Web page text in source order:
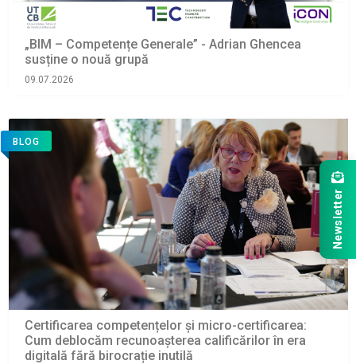
„BIM – Competențe Generale” - Adrian Ghencea
susține o nouă grupă
09.07.2026
BLOG
Certificarea competențelor și micro-certificarea:
Cum deblocăm recunoașterea calificărilor în era
digitală fără birocrație inutilă
Newsletter